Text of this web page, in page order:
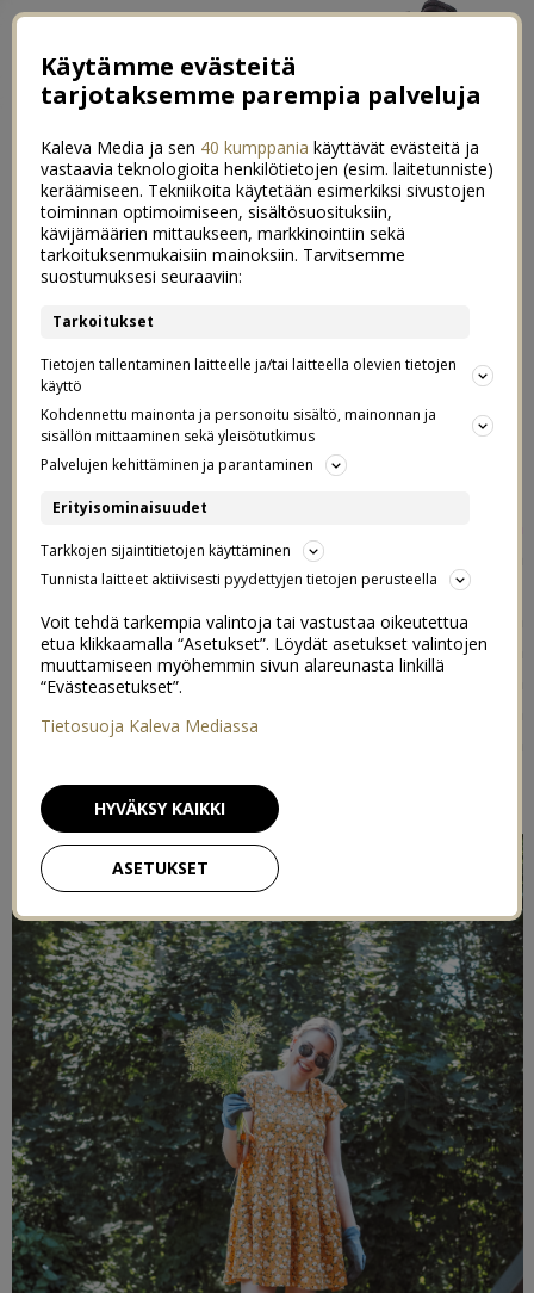
←Ruokailutilan uusi ilme
Vihdoinkin helteisiä iltauinteja + toinen kesälomapätkä
Oman pihan antimia
ruokapöydässä – kokemuksia
laatikkoviljelystä
08.08.2020
noviiseina. Ei tiedetty aloittaessa mistään mitään, mutta
päätettiin silti kokeilla. Laitettiin pihalle kolme laatikkoa,
ostettiin mullat, kanankakat, siemenet ja taimet ja paljon
ruukkuja, joihin laitettiin lisää kasveja. Laitettiin
kupariteippiä karkottamaan etanoita ja ostettiin
hallaharsoa suojaksi. Alkuun kaikki eteni hitaasti. Meidän
ensimmäisistä siemenistä ei tullut mitään, taidettiin
Käytämme evästeitä
tarjotaksemme parempia palveluja
Kaleva Media ja sen 40 kumppania käyttävät evästeitä ja
vastaavia teknologioita henkilötietojen (esim. laitetunniste)
keräämiseen. Tekniikoita käytetään esimerkiksi sivustojen
toiminnan optimoimiseen, sisältösuosituksiin,
kävijämäärien mittaukseen, markkinointiin sekä
tarkoituksenmukaisiin mainoksiin. Tarvitsemme
suostumuksesi seuraaviin:
Tarkoitukset
Tietojen tallentaminen laitteelle ja/tai laitteella olevien tietojen
käyttö
Kohdennettu mainonta ja personoitu sisältö, mainonnan ja
sisällön mittaaminen sekä yleisötutkimus
Palvelujen kehittäminen ja parantaminen
Erityisominaisuudet
Tarkkojen sijaintitietojen käyttäminen
Tunnista laitteet aktiivisesti pyydettyjen tietojen perusteella
Voit tehdä tarkempia valintoja tai vastustaa oikeutettua
etua klikkaamalla “Asetukset”. Löydät asetukset valintojen
muuttamiseen myöhemmin sivun alareunasta linkillä
“Evästeasetukset”.
Tietosuoja Kaleva Mediassa
ASETUKSET
HYVÄKSY KAIKKI